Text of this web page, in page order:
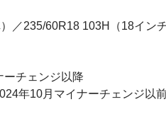
／235/60R18 103H（18インチ
チェンジ以降
10月マイナーチェンジ以